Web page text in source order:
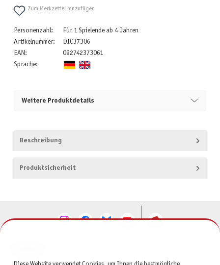
Zum Merkzettel hinzufügen
Personenzahl:
Für 1 Spielende ab 4 Jahren
Artikelnummer:
DIC37306
EAN:
092742373061
Sprache:
Weitere Produktdetails
Beschreibung
Produktsicherheit